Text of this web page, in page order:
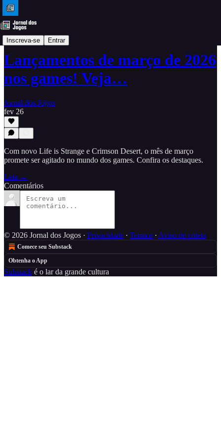
Inscreva-se Entrar
Dicas
Lançamentos de março de 2026
nos games! Veja…
Jornal dos Jogos
fev 26
Com novo Life is Strange e Crimson Desert, o mês de março
promete ser agitado no mundo dos games. Confira os destaques.
Leia →
Comentários
© 2026 Jornal dos Jogos · Privacidade ∙ Termos ∙ Aviso de coleta
Comece seu Substack
Obtenha o App
Substack é o lar da grande cultura